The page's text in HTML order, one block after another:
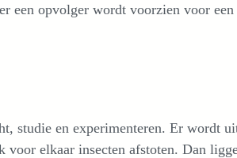
een opvolger wordt voorzien voor een
studie en experimenteren. Er wordt
voor elkaar insecten afstoten. Dan